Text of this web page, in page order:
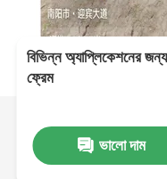
বিভিন্ন অ্যাপ্লিকেশনের
ফ্রেম
ভালো দাম